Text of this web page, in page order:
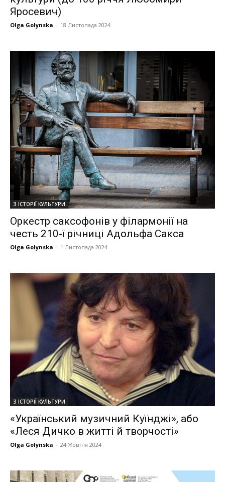
Яросевич)
Olga Golynska - 18 Листопада 2024
З ІСТОРІЇ КУЛЬТУРИ
Оркестр саксофонів у філармонії на
честь 210-ї річниці Адольфа Сакса
Olga Golynska - 1 Листопада 2024
З ІСТОРІЇ КУЛЬТУРИ
«Український музичний Куїнджі», або
«Леся Дичко в житті й творчості»
Olga Golynska - 24 Жовтня 2024